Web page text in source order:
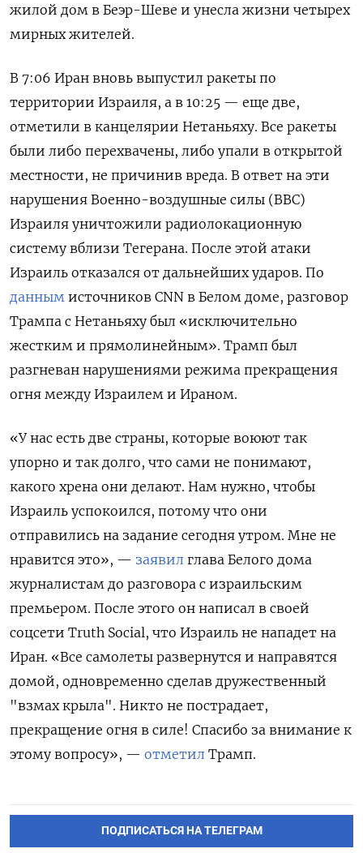
жилой дом в Беэр-Шеве и унесла жизни четырех
мирных жителей.
В 7:06 Иран вновь выпустил ракеты по
территории Израиля, а в 10:25 — еще две,
отметили в канцелярии Нетаньяху. Все ракеты
были либо перехвачены, либо упали в открытой
местности, не причинив вреда. В ответ на эти
нарушения Военно-воздушные силы (ВВС)
Израиля уничтожили радиолокационную
систему вблизи Тегерана. После этой атаки
Израиль отказался от дальнейших ударов. По
данным источников CNN в Белом доме, разговор
Трампа с Нетаньяху был «исключительно
жестким и прямолинейным». Трамп был
разгневан нарушениями режима прекращения
огня между Израилем и Ираном.
«У нас есть две страны, которые воюют так
упорно и так долго, что сами не понимают,
какого хрена они делают. Нам нужно, чтобы
Израиль успокоился, потому что они
отправились на задание сегодня утром. Мне не
нравится это», — заявил глава Белого дома
журналистам до разговора с израильским
премьером. После этого он написал в своей
соцсети Truth Social, что Израиль не нападет на
Иран. «Все самолеты развернутся и направятся
домой, одновременно сделав дружественный
"взмах крыла". Никто не пострадает,
прекращение огня в силе! Спасибо за внимание к
этому вопросу», — отметил Трамп.
ПОДПИСАТЬСЯ НА ТЕЛЕГРАМ